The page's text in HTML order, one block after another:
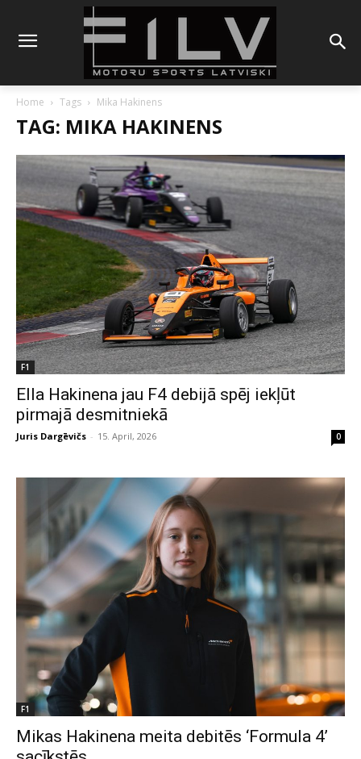
Home Tags Mika Hakinens
TAG: MIKA HAKINENS
F1
Ella Hakinena jau F4 debijā spēj iekļūt
pirmajā desmitniekā
Juris Dargēvičs - 15. April, 2026 0
F1
Mikas Hakinena meita debitēs ‘Formula 4’